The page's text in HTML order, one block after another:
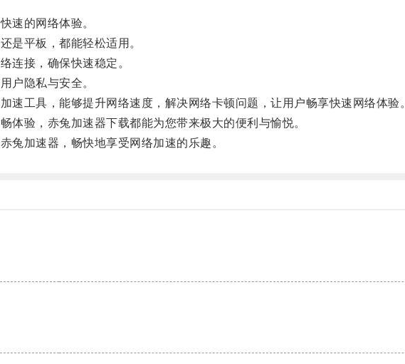
速的网络体验。
平板，都能轻松适用。
接，确保快速稳定。
户隐私与安全。
工具，能够提升网络速度，解决网络卡顿问题，让用户畅享快速网络体验。
验，赤兔加速器下载都能为您带来极大的便利与愉悦。
加速器，畅快地享受网络加速的乐趣。